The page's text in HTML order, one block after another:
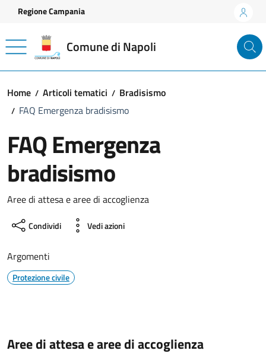
Vai ai contenuti
Vai al footer
Regione Campania
Comune di Napoli
Home Articoli tematici
Bradisismo
FAQ Emergenza bradisismo
FAQ Emergenza
bradisismo
Aree di attesa e aree di accoglienza
Condividi Vedi azioni
Argomenti
Protezione civile
Aree di attesa e aree di accoglienza